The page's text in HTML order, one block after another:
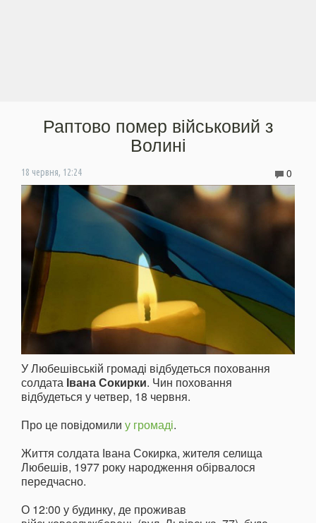
Раптово помер військовий з
Волині
18 червня, 12:24 0
У Любешівській громаді відбудеться поховання
солдата Івана Сокирки. Чин поховання
відбудеться у четвер, 18 червня.
Про це повідомили у громаді.
Життя солдата Івана Сокирка, жителя селища
Любешів, 1977 року народження обірвалося
передчасно.
О 12:00 у будинку, де проживав